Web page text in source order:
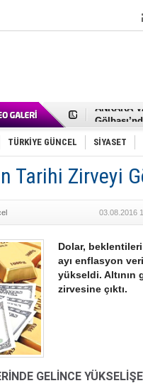
Cemal
Samet
FAİZ
OLİMPİK
SÖZ
Mikail
Gölbaşı
İNCEK
TÜRKİYE GÜNCEL SİYASET
Tarihi Zirveyi
03.08.2016
Dolar,
ayı enflasyon
yükseldi. Altının
zirvesine çıktı.
GELİNCE